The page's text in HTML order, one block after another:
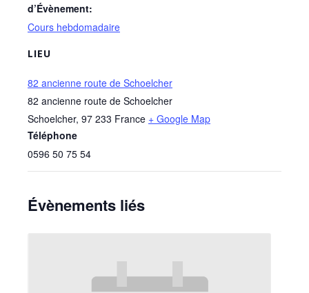
d’Évènement:
Cours hebdomadaire
LIEU
82 ancienne route de Schoelcher
82 ancienne route de Schoelcher
Schoelcher, 97 233 France + Google Map
Téléphone
0596 50 75 54
Évènements liés